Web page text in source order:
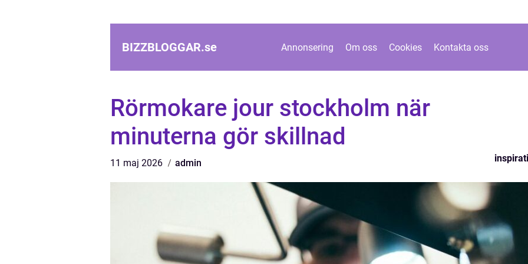
BIZZBLOGGAR.se Annonsering Om oss Cookies Kontakta oss
Rörmokare jour stockholm när
minuterna gör skillnad
11 maj 2026 admin